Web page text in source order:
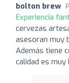
bolton brew
Experiencia
cervezas
asesoran muy
Además tiene
calidad es muy